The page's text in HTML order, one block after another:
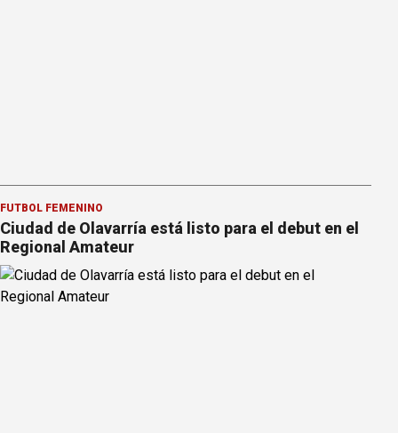
FÚTBOL FEMENINO
Ciudad de Olavarría está listo para el debut en el
Regional Amateur